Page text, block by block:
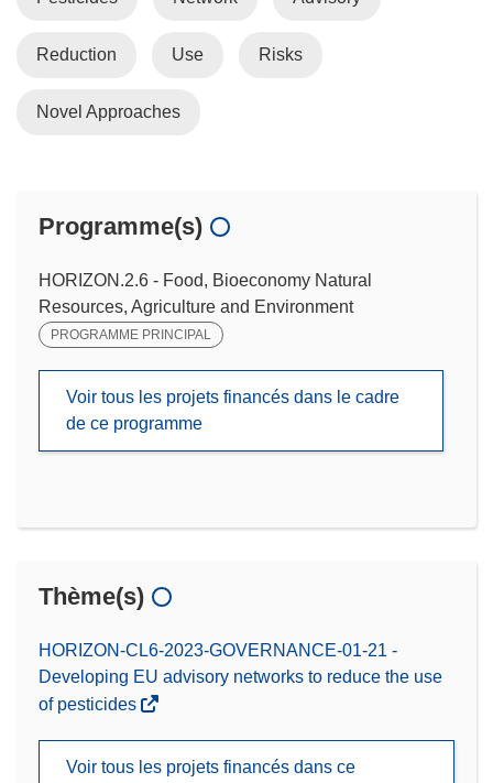
Reduction Use Risks
Novel Approaches
Programme(s)
HORIZON.2.6 - Food, Bioeconomy Natural
Resources, Agriculture and Environment
PROGRAMME PRINCIPAL
Voir tous les projets financés dans le cadre
de ce programme
Thème(s)
HORIZON-CL6-2023-GOVERNANCE-01-21 -
Developing EU advisory networks to reduce the use
of pesticides
Voir tous les projets financés dans ce